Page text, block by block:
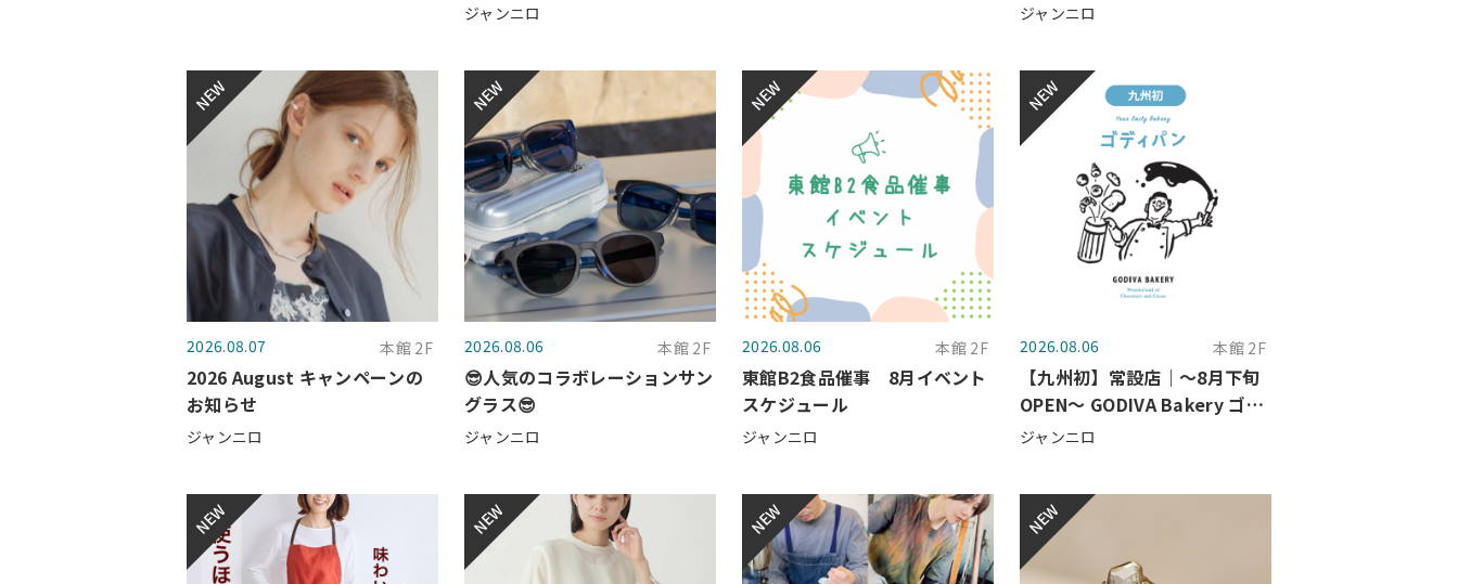
ジャンニロ ジャンニロ
NEW
2026.08.07 本館 2F
2026 August キャンペーンの
お知らせ
ジャンニロ
NEW
2026.08.06 本館 2F
😎人気のコラボレーションサン
グラス😎
ジャンニロ
NEW
2026.08.06 本館 2F
東館B2食品催事 8月イベント
スケジュール
ジャンニロ
NEW
2026.08.06 本館 2F
【九州初】常設店｜～8月下旬
OPEN～ GODIVA Bakery ゴデ
ィパン 大丸福岡天神店
ジャンニロ
NEW NEW NEW NEW